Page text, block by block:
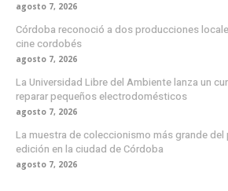
agosto 7, 2026
Córdoba reconoció a dos producciones
cine cordobés
agosto 7, 2026
La Universidad Libre del Ambiente lanza un
reparar pequeños electrodomésticos
agosto 7, 2026
La muestra de coleccionismo más grande del
edición en la ciudad de Córdoba
agosto 7, 2026